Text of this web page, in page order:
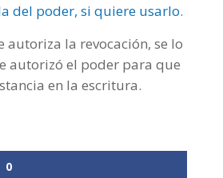
del poder, si quiere usarlo.
autoriza la revocación, se lo
autorizó el poder para que
en la escritura.
0